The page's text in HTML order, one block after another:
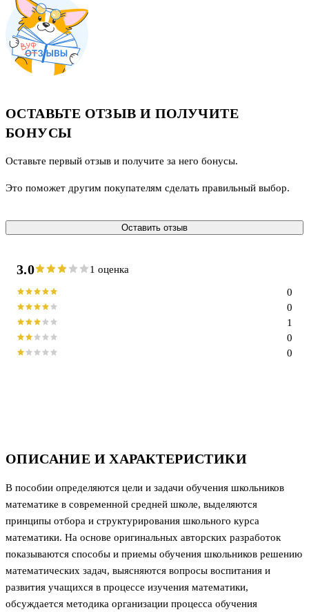
ОПИСАНИЕ И ХАРАКТЕРИСТИКИ
В пособии определяются цели и задачи обучения школьников
математике в современной средней школе, выделяются
принципы отбора и структурирования школьного курса
математики. На основе оригинальных авторских разработок
показываются способы и приемы обучения школьников решению
математических задач, выясняются вопросы воспитания и
развития учащихся в процессе изучения математики,
обсуждается методика организации процесса обучения
ОСТАВЬТЕ ОТЗЫВ И ПОЛУЧИТЕ
БОНУСЫ
Оставьте первый отзыв и получите за него бонусы.
Это поможет другим покупателям сделать правильный выбор.
Оставить отзыв
3.0 1 оценка
0
0
1
0
0